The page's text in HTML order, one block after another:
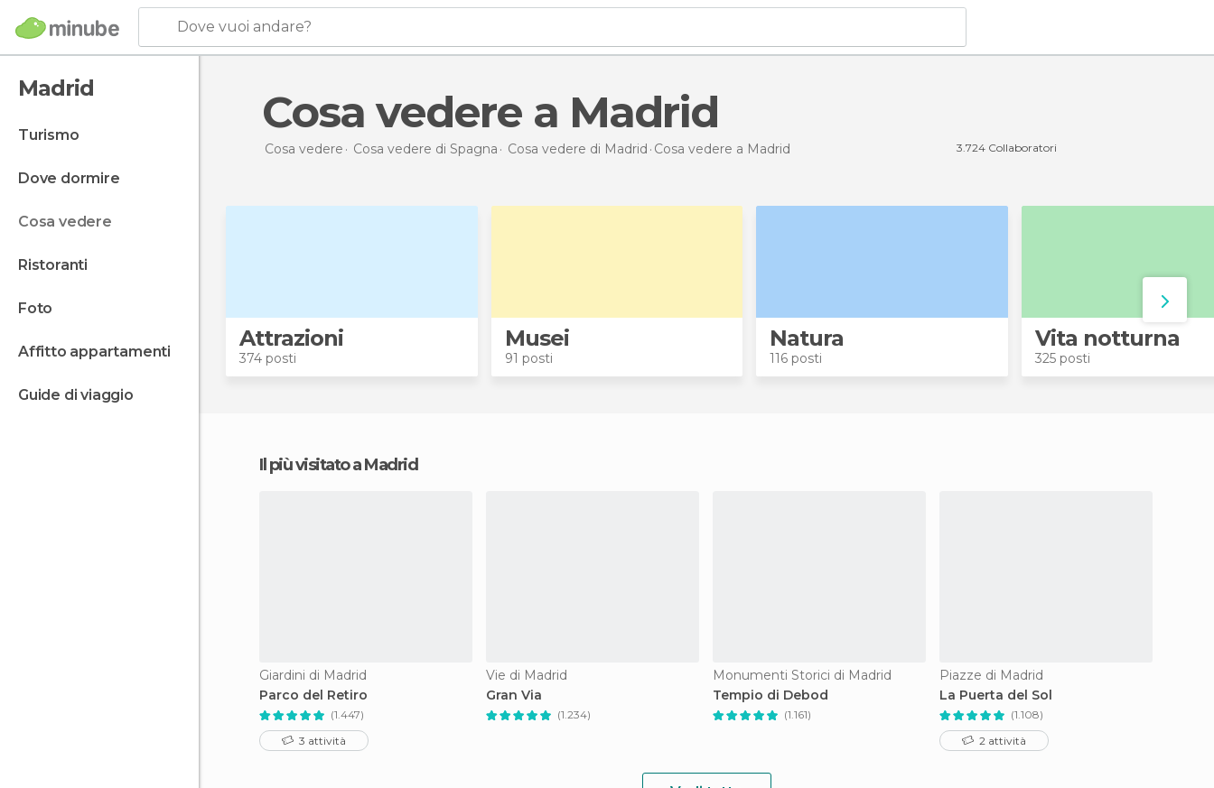
Dove vuoi andare?
Madrid
turismo
dove dormire
cosa vedere
ristoranti
foto
affitto appartamenti
guide di viaggio
Cosa vedere a Madrid
Cosa vedere Cosa vedere di Spagna Cosa vedere di Madrid Cosa vedere a Madrid 3.724 Collaboratori
Attrazioni
374 posti
Musei
91 posti
Natura
116 posti
Vita notturna
325 posti
Il più visitato a Madrid
Giardini di Madrid
Parco del Retiro
(1.447)
3 attività
Vie di Madrid
Gran Via
(1.234)
Monumenti Storici di Madrid
Tempio di Debod
(1.161)
Piazze di Madrid
La Puerta del Sol
(1.108)
2 attività